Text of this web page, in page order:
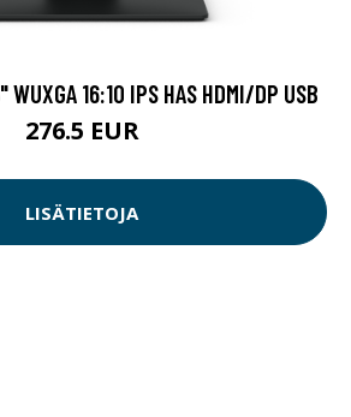
16:10 IPS HAS HDMI/DP USB
276.5 EUR
LISÄTIETOJA